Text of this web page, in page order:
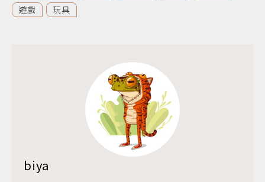
遊戲
玩具
biya